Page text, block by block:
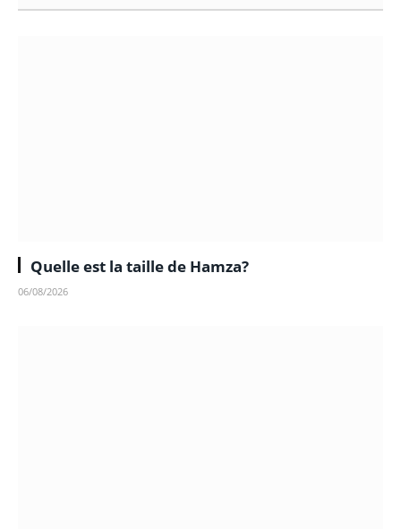
Quelle est la taille de Hamza?
06/08/2026